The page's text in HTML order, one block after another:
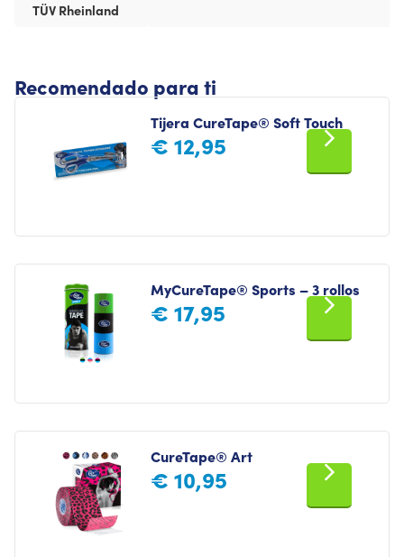
TÜV Rheinland
Recomendado para ti
Tijera CureTape® Soft Touch
€ 12,95
MyCureTape® Sports – 3 rollos
€ 17,95
CureTape® Art
€ 10,95